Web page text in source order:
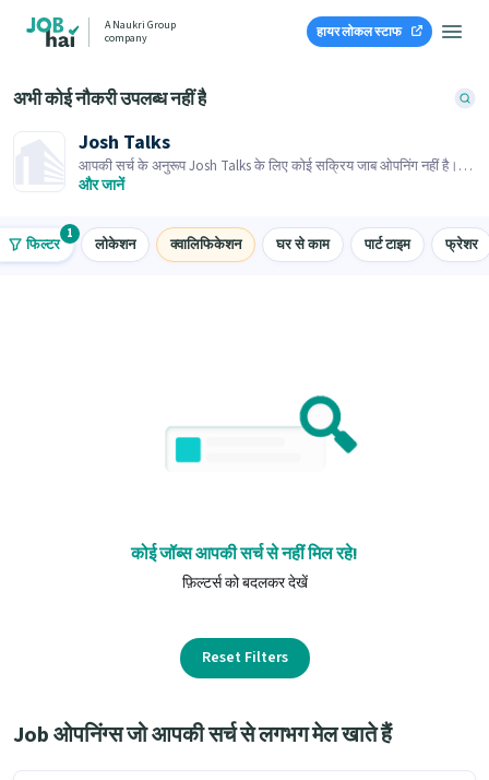
A Naukri Group
company
हायर लोकल स्टाफ
अभी कोई नौकरी उपलब्ध नहीं है
Josh Talks
आपकी सर्च के अनुरूप Josh Talks के लिए कोई सक्रिय जाब ओपनिंग नहीं है।
समान जाब ओपनिंग्स ब्राउज़ करें।
और जानें
फिल्टर
1
लोकेशन क्वालिफिकेशन घर से काम पार्ट टाइम फ्रेशर
कोई जॉब्स आपकी सर्च से नहीं मिल रहे!
फ़िल्टर्स को बदलकर देखें
Reset Filters
Job ओपनिंग्स जो आपकी सर्च से लगभग मेल खाते हैं